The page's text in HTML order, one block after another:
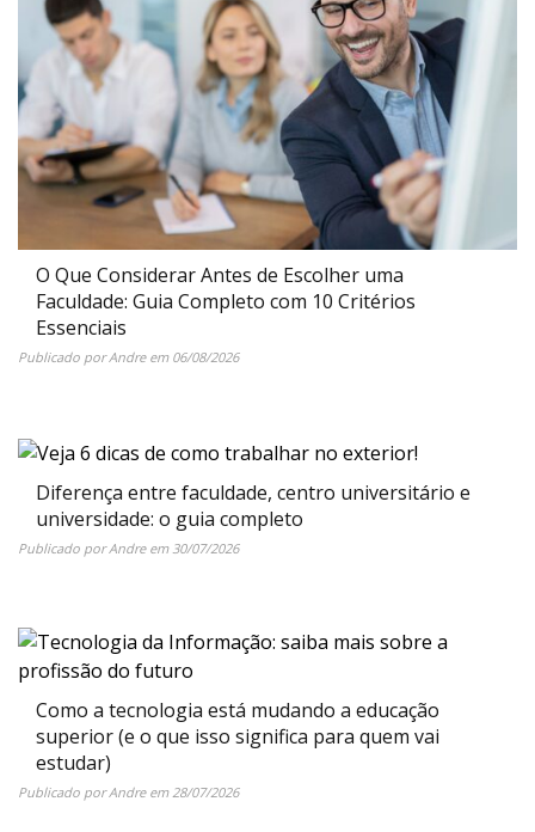
O Que Considerar Antes de Escolher uma
Faculdade: Guia Completo com 10 Critérios
Essenciais
Publicado porAndreem 06/08/2026
Diferença entre faculdade, centro universitário e
universidade: o guia completo
Publicado porAndreem 30/07/2026
Como a tecnologia está mudando a educação
superior (e o que isso significa para quem vai
estudar)
Publicado porAndreem 28/07/2026